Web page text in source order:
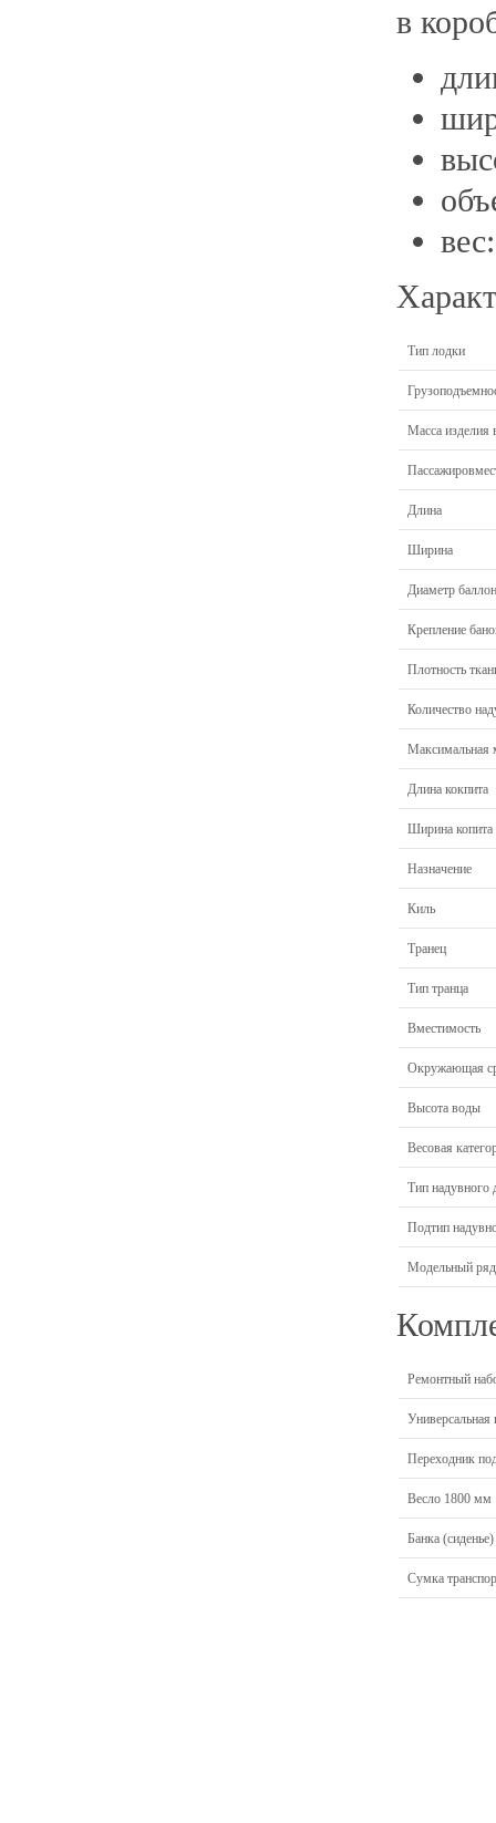
в
Тип лодки
Масса изделия
Длина
Ширина
Диаметр
Крепление
Плотность
Количество
Максимальная
Длина кокпита
Ширина копита
Назначение
Киль
Транец
Тип транца
Вместимость
Окружающая
Высота воды
Весовая
Тип надувного
Подтип
Модельный ряд
Ремонтный
Переходник
Весло 1800 мм
Банка
Сумка